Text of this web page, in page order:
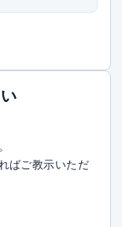
ばご教示いただ